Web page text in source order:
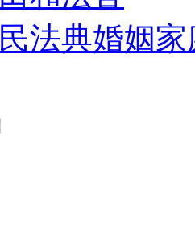
法典婚姻